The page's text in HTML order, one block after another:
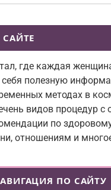
САЙТЕ
где каждая
полезную
методах в
видов процедур с
по
отношениям и
ПО САЙТУ